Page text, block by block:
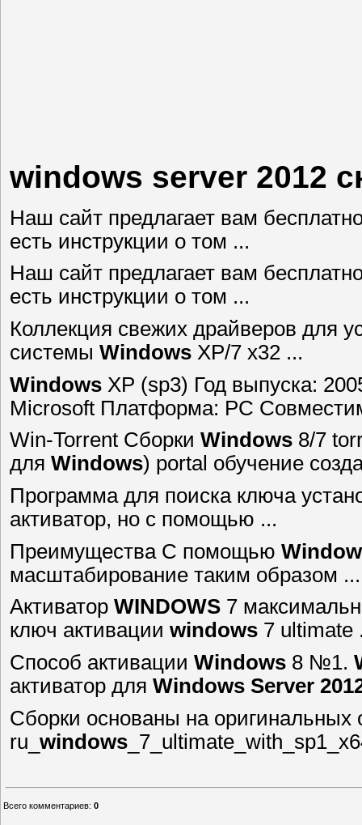
windows server 2012
Наш сайт предлагает вам
есть инструкции о том ...
Наш сайт предлагает вам
есть инструкции о том ...
Коллекция свежих драйверов для
системы Windows XP/7 x32 ...
Windows XP (sp3) Год выпуска:
Microsoft Платформа: PC
Win-Torrent Сборки Windows 8/7
для Windows) portal обучение
Программа для поиска ключа
активатор, но с помощью ...
Преимущества С помощью
масштабирование таким образом ...
Активатор WINDOWS 7
ключ активации windows 7 ultimate
Cпособ активации Windows 8 №1.
активатор для Windows Server
Сборки основаны на оригинальных
ru_ windows
Всего комментариев: 0